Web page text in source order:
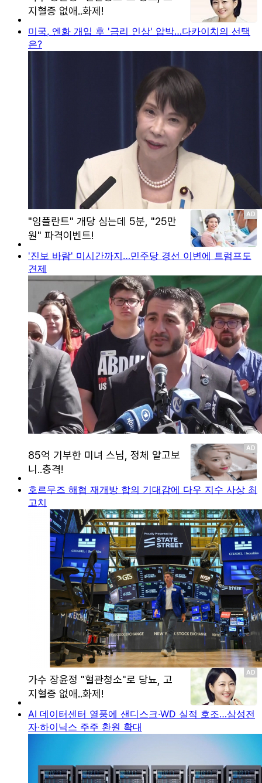
미국, 엔화 개입 후 '금리 인상' 압박…다카이치의 선택
은?
'진보 바람' 미시간까지…민주당 경선 이변에 트럼프도
견제
호르무즈 해협 재개방 합의 기대감에 다우 지수 사상 최
고치
AI 데이터센터 열풍에 샌디스크·WD 실적 호조…삼성전
자·하이닉스 주주 환원 확대